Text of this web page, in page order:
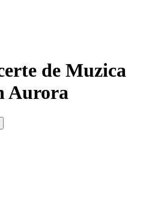
de Muzica
Aurora